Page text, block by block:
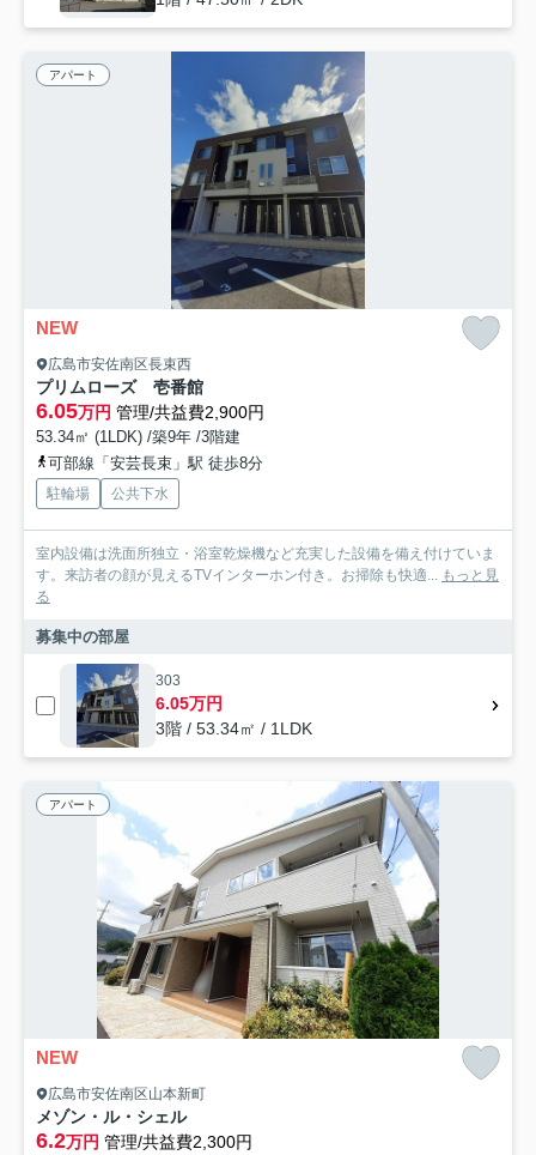
アパート
NEW
広島市安佐南区長束西
プリムローズ 壱番館
6.05万円 管理/共益費2,900円
53.34㎡ (1LDK) /築9年 /3階建
可部線「安芸長束」駅 徒歩8分
駐輪場 公共下水
室内設備は洗面所独立・浴室乾燥機など充実した設備を備え付けていま
す。来訪者の顔が見えるTVインターホン付き。お掃除も快適... もっと見
る
募集中の部屋
303
6.05万円
3階 / 53.34㎡ / 1LDK
アパート
NEW
広島市安佐南区山本新町
メゾン・ル・シェル
6.2万円 管理/共益費2,300円